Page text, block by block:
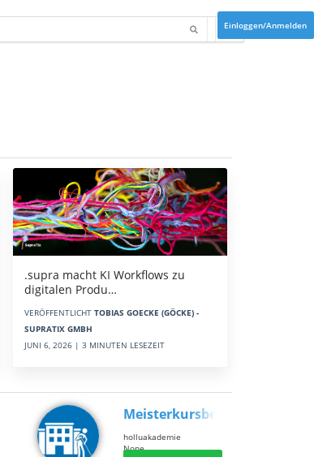
Einloggen/Anmelden
.supra macht KI Workflows zu
digitalen Produ…
VERÖFFENTLICHT TOBIAS GOECKE (GÖCKE) -
SUPRATIX GMBH
JUNI 6, 2026 | 3 MINUTEN LESEZEIT
Meisterkursbegl…
holluakademie
None